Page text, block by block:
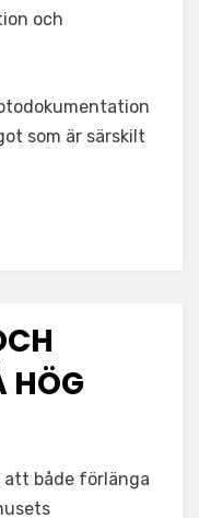
och
som är särskilt
HÖG
både förlänga